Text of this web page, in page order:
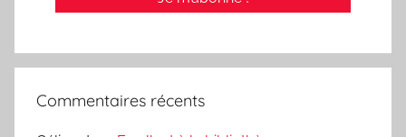
Commentaires récents